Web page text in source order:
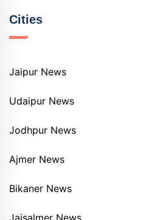
Cities
Jaipur News
Udaipur News
Jodhpur News
Ajmer News
Bikaner News